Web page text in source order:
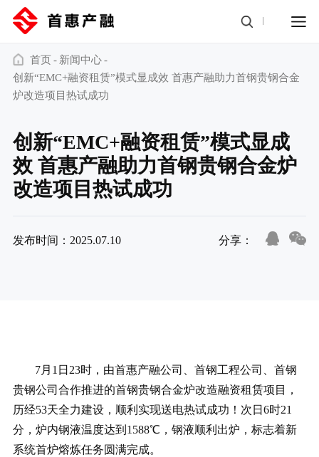
首页
新闻中心
创新“EMC+融资租赁”模式显成效 首惠产融助力首钢贵钢合金
炉改造项目热试成功
创新“EMC+融资租赁”模式显成
效 首惠产融助力首钢贵钢合金炉
改造项目热试成功
发布时间：2025.07.10 分享：
7月1日23时，由首惠产融公司、首钢工程公司、首钢
贵钢公司合作推进的首钢贵钢合金炉改造融资租赁项目，
历经53天全力建设，顺利实现送电热试成功！次日6时21
分，炉内钢液温度达到1588℃，钢液顺利出炉，标志着新
系统首炉熔炼任务圆满完成。